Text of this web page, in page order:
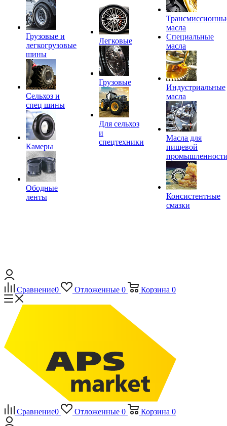
Грузовые и
легкогрузовые
шины
Сельхоз и
спец шины
Камеры
Ободные
ленты
Легковые
Грузовые
Для сельхоз
и
спецтехники
масла
Специальные
масла
Индустриальные
масла
Масла для
пищевой
Консистентные
смазки
Сравнение0 Отложенные 0 Корзина 0
Сравнение0 Отложенные 0 Корзина 0